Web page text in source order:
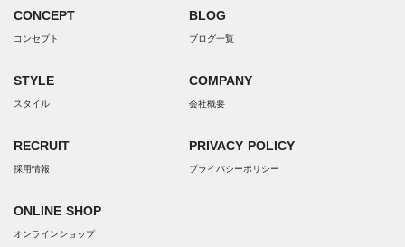
CONCEPT
コンセプト
STYLE
スタイル
RECRUIT
採用情報
ONLINE SHOP
オンラインショップ
BLOG
ブログ一覧
COMPANY
会社概要
PRIVACY POLICY
プライバシーポリシー